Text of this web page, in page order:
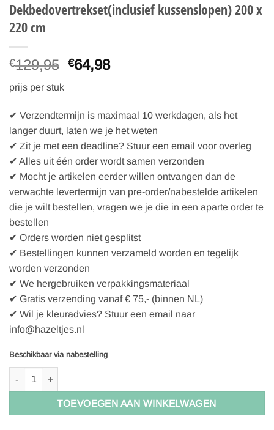
Dekbedovertrekset(inclusief kussenslopen) 200 x
220 cm
€129,95 Oorspronkelijke
€129,95.
€64,98Huidige
€64,98.
prijs per stuk
✔ Verzendtermijn is maximaal 10 werkdagen, als het
langer duurt, laten we je het weten
✔ Zit je met een deadline? Stuur een email voor overleg
✔ Alles uit één order wordt samen verzonden
✔ Mocht je artikelen eerder willen ontvangen dan de
verwachte levertermijn van pre-order/nabestelde artikelen
die je wilt bestellen, vragen we je die in een aparte order te
bestellen
✔ Orders worden niet gesplitst
✔ Bestellingen kunnen verzameld worden en tegelijk
worden verzonden
✔ We hergebruiken verpakkingsmateriaal
✔ Gratis verzending vanaf € 75,- (binnen NL)
✔ Wil je kleuradvies? Stuur een email naar
info@hazeltjes.nl
Beschikbaar via nabestelling
ESSENZA & CO Chicken Run Turquoise
TOEVOEGEN AAN WINKELWAGEN